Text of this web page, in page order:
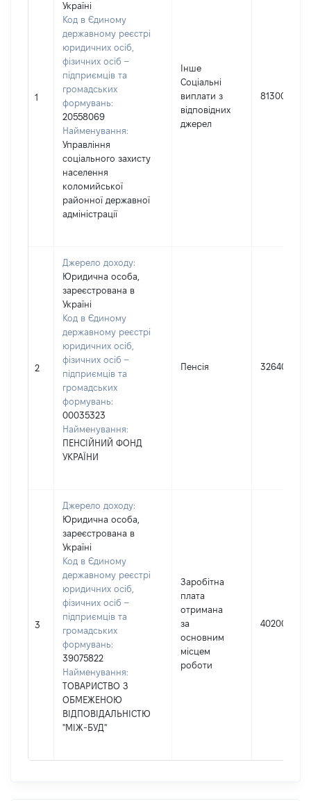
1
Україні
Код в Єдиному
державному реєстрі
юридичних осіб,
фізичних осіб –
підприємців та
громадських
формувань:
20558069
Найменування:
Управління
соціального захисту
населення
коломийської
районної державної
адміністрації
Інше
Соціальні
виплати з
відповідних
джерел
81300
2
Джерело доходу:
Юридична особа,
зареєстрована в
Україні
Код в Єдиному
державному реєстрі
юридичних осіб,
фізичних осіб –
підприємців та
громадських
формувань:
00035323
Найменування:
ПЕНСІЙНИЙ ФОНД
УКРАЇНИ
Пенсія 32640
3
Джерело доходу:
Юридична особа,
зареєстрована в
Україні
Код в Єдиному
державному реєстрі
юридичних осіб,
фізичних осіб –
підприємців та
громадських
формувань:
39075822
Найменування:
ТОВАРИСТВО З
ОБМЕЖЕНОЮ
ВІДПОВІДАЛЬНІСТЮ
"МІЖ-БУД"
Заробітна
плата
отримана
за
основним
місцем
роботи
40200